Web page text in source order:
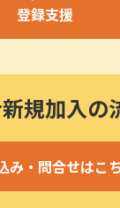
登録支援
規加入の
み・問合せはこ